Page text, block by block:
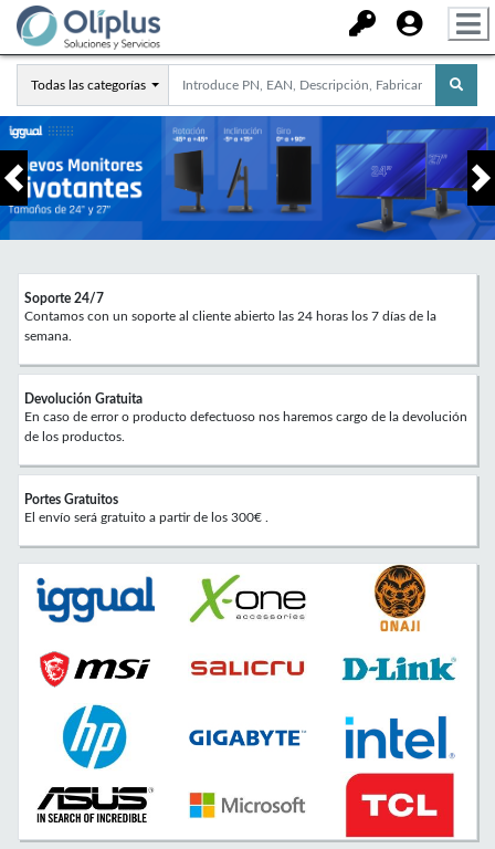
Todas las categorías
Anterior
Soporte 24/7
Contamos con un soporte al cliente abierto las 24 horas los 7 días de la
semana.
Devolución Gratuita
En caso de error o producto defectuoso nos haremos cargo de la devolución
de los productos.
Portes Gratuitos
El envío será gratuito a partir de los 300€ .